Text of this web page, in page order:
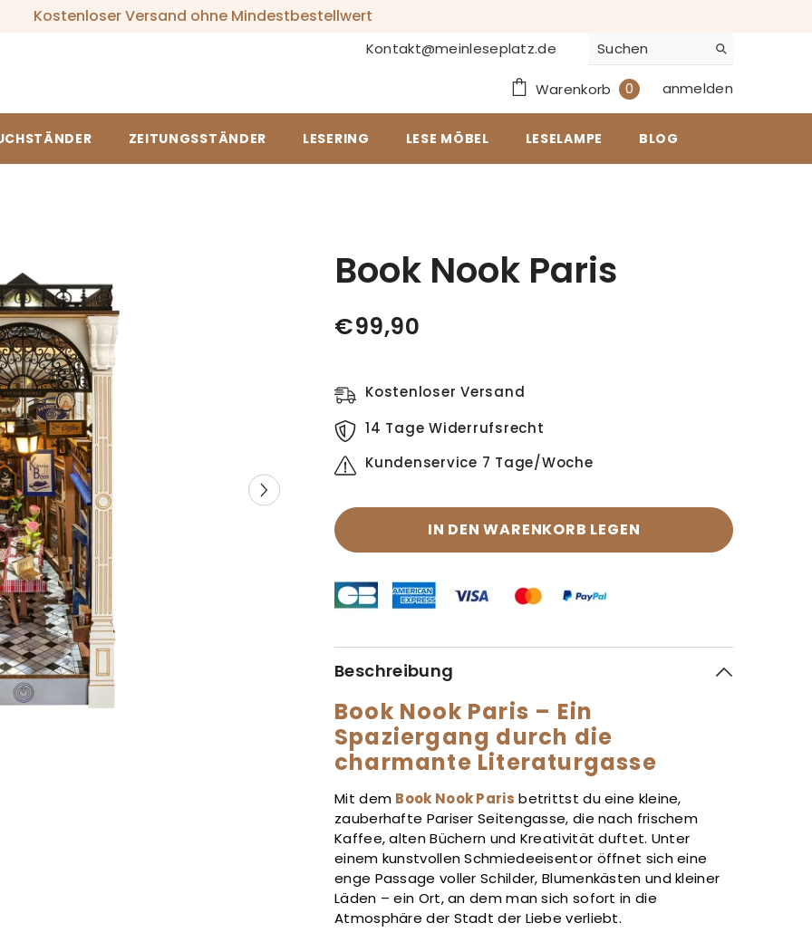
Kostenloser Versand ohne Mindestbestellwert
Kontakt@meinleseplatz.de
Warenkorb 00
anmelden
ZEITUNGSSTÄNDER LESERING LESE MÖBEL LESELAMPE BLOG
Book Nook Paris
€99,90
Kostenloser Versand
14 Tage Widerrufsrecht
Kundenservice 7 Tage/Woche
IN DEN WARENKORB LEGEN
Beschreibung
Book Nook Paris – Ein
Spaziergang durch die
charmante Literaturgasse
Mit dem Book Nook Paris betrittst du eine kleine,
zauberhafte Pariser Seitengasse, die nach frischem
Kaffee, alten Büchern und Kreativität duftet. Unter
einem kunstvollen Schmiedeeisentor öffnet sich eine
enge Passage voller Schilder, Blumenkästen und kleiner
Läden – ein Ort, an dem man sich sofort in die
Atmosphäre der Stadt der Liebe verliebt.